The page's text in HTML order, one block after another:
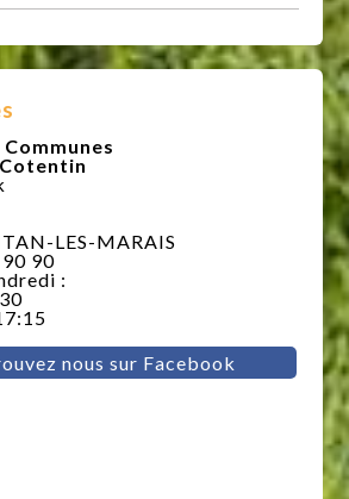
LES-MARAIS
90
:
nous sur Facebook